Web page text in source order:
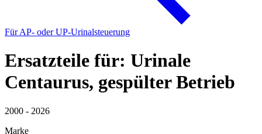
Für AP- oder UP-Urinalsteuerung
Ersatzteile für: Urinale
Centaurus, gespülter Betrieb
2000 - 2026
Marke